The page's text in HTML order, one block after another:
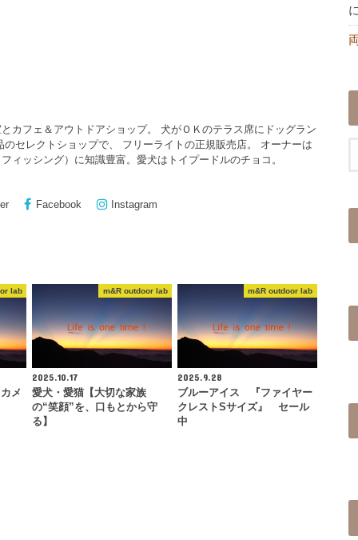
カフェ＆アウトドアショップ。 犬がＯＫのテラス席にドッグラン
セレクトショップで、 フリーライトの正規販売店。 オーナーは
ィッシング）に知識豊富。愛犬はトイプードルのチョコ。
Facebook Instagram
lab
メ
m&R outdoor lab
2025.10.17
愛犬・愛猫【大切な家族
の“笑顔”を、口もとから守
る】
m&R outdoor lab
2025.9.28
ブルーアイス 『ファイヤー
クレストSサイズ』 セール
中